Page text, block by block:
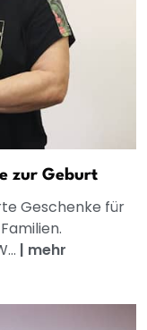
zur Geburt
Geschenke für
| mehr